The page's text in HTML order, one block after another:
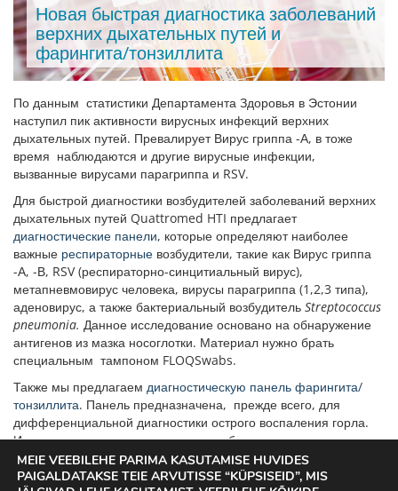
Новая быстрая диагностика заболеваний
верхних дыхательных путей и
фарингита/тонзиллита
По данным статистики Департамента Здоровья в Эстонии
наступил пик активности вирусных инфекций верхних
дыхательных путей. Превалирует Вирус гриппа -А, в тоже
время наблюдаются и другие вирусные инфекции,
вызванные вирусами парагриппа и RSV.
Для быстрой диагностики возбудителей заболеваний верхних
дыхательных путей Quattromed HTI предлагает
диагностические панели, которые определяют наиболее
важные респираторные возбудители, такие как Вирус гриппа
-А, -В, RSV (респираторно-синцитиальный вирус),
метапневмовирус человека, вирусы парагриппа (1,2,3 типа),
аденовирус, а также бактериальный возбудитель Streptococcus
pneumonia. Данное исследование основано на обнаружение
антигенов из мазка носоглотки. Материал нужно брать
специальным тампоном FLOQSwabs.
Также мы предлагаем диагностическую панель фарингита/
тонзиллита. Панель предназначена, прежде всего, для
дифференциальной диагностики острого воспаления горла.
Исследование помогает различить бактериального
возбудителя (S.pyogenes) от часто встречающегося вирусного
возбудителя (аденовирус).
MEIE VEEBILEHE PARIMA KASUTAMISE HUVIDES
PAIGALDATAKSE TEIE ARVUTISSE “KÜPSISEID”, MIS